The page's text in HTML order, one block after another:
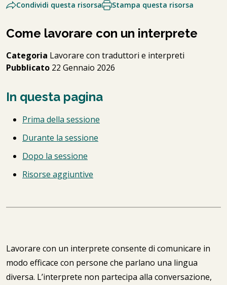
Condividi questa risorsa
Stampa questa risorsa
Come lavorare con un interprete
Categoria Lavorare con traduttori e interpreti
Pubblicato 22 Gennaio 2026
In questa pagina
Prima della sessione
Durante la sessione
Dopo la sessione
Risorse aggiuntive
Lavorare con un interprete consente di comunicare in
modo efficace con persone che parlano una lingua
diversa. L’interprete non partecipa alla conversazione,